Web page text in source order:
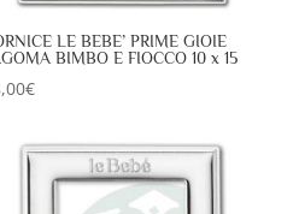
LE BEBE’ PRIME GIOIE
BIMBO E FIOCCO 10 x 15
€